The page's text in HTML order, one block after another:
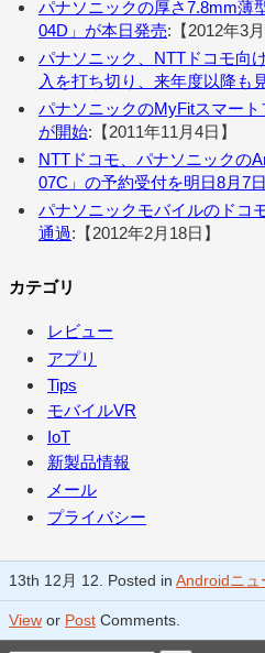
パナソニックの厚さ7.8mm薄
04D」が本日発売:【2012年3月
パナソニック、NTTドコモ向
入を打ち切り、来年度以降も
パナソニックのMyFitスマー
が開始:【2011年11月4日】
NTTドコモ、パナソニックの
07C」の予約受付を明日8月7
パナソニックモバイルのドコ
通過:【2012年2月18日】
カテゴリ
レビュー
アプリ
Tips
モバイルVR
IoT
新製品情報
メール
プライバシー
13th 12月 12. Posted in Androidニュ
View or Post Comments.